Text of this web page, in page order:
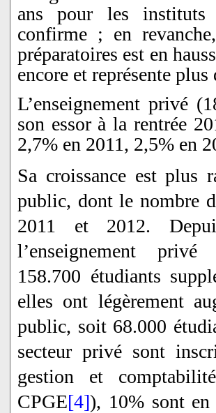
ans pour les instituts
confirme ; en
préparatoires est en
encore et représente
L’enseignement privé
son essor à la rentrée
2,7% en 2011, 2,5% en
Sa croissance est plus
public, dont le nombre
2011 et 2012.
l’enseignement
158.700 étudiants
elles ont légèrement
public, soit 68.000
secteur privé sont
gestion et
CPGE[4]), 10% sont en